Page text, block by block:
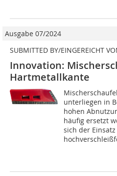
Ausgabe 07/2024
SUBMITTED BY/EINGEREICHT
Innovation:
Hartmetallkante
unterliegen in
hohen
häufig ersetzt
sich der Einsatz